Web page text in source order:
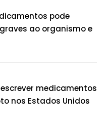
pode
ao organismo e
medicamentos
nos Estados Unidos